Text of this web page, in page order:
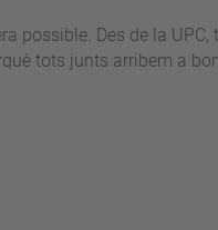
possible. Des de la UPC,
tots junts arribem a